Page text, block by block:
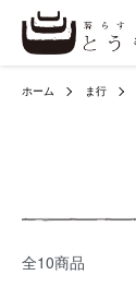
ホーム ま行
全10商品